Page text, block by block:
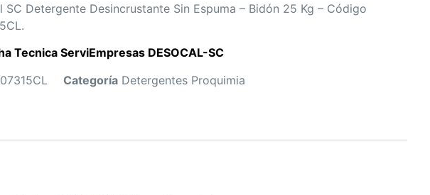
SC Detergente Desincrustante Sin Espuma – Bidón 25 Kg – Código
Tecnica ServiEmpresas DESOCAL-SC
Categoría Detergentes Proquimia